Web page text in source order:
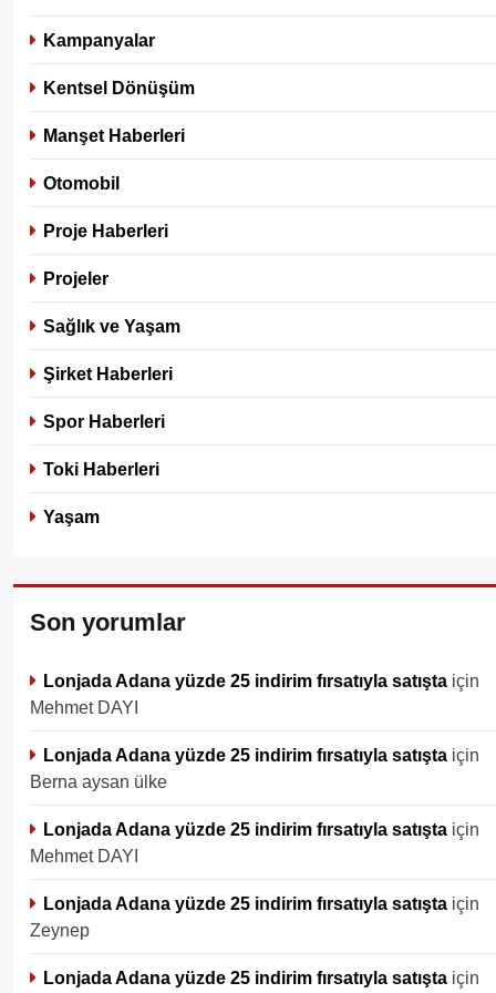
Kampanyalar
Kentsel Dönüşüm
Manşet Haberleri
Otomobil
Proje Haberleri
Projeler
Sağlık ve Yaşam
Şirket Haberleri
Spor Haberleri
Toki Haberleri
Yaşam
Son yorumlar
Lonjada Adana yüzde 25 indirim fırsatıyla satışta için
Mehmet DAYI
Lonjada Adana yüzde 25 indirim fırsatıyla satışta için
Berna aysan ülke
Lonjada Adana yüzde 25 indirim fırsatıyla satışta için
Mehmet DAYI
Lonjada Adana yüzde 25 indirim fırsatıyla satışta için
Zeynep
Lonjada Adana yüzde 25 indirim fırsatıyla satışta için